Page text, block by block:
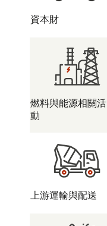
資本財
燃料與能源相關活
動
上游運輸與配送